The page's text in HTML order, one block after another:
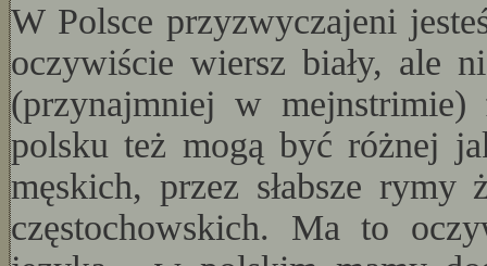
W Polsce przyzwyczajeni
oczywiście wiersz biały, ale
(przynajmniej w
polsku też mogą być różnej
męskich, przez słabsze rymy
częstochowskich. Ma to